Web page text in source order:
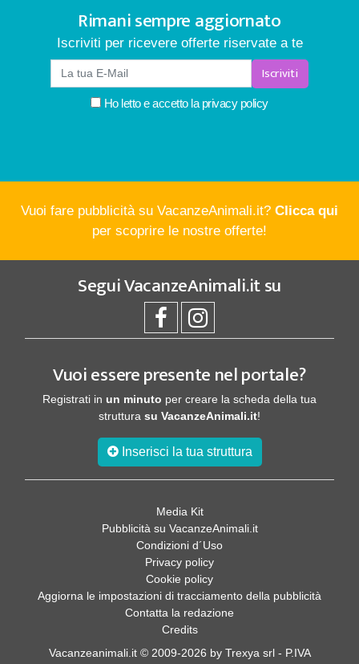
Rimani sempre aggiornato
Iscriviti per ricevere offerte riservate a te
Iscriviti
Ho letto e accetto la privacy policy
Vuoi fare pubblicità su VacanzeAnimali.it? Clicca qui
per scoprire le nostre offerte!
SeguiVacanzeAnimali.itsu
Vuoi essere presente nel portale?
Registrati in un minuto per creare la scheda della tua
struttura su VacanzeAnimali.it!
Inserisci la tua struttura
Media Kit
Pubblicità su VacanzeAnimali.it
Condizioni d´Uso
Privacy policy
Cookie policy
Aggiorna le impostazioni di tracciamento della pubblicità
Contatta la redazione
Credits
Vacanzeanimali.it © 2009-2026 by Trexya srl - P.IVA